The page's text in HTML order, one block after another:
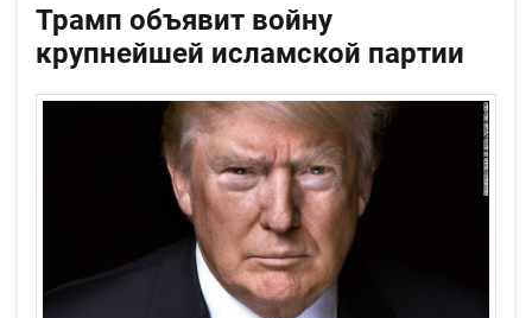
Трамп объявит войну
крупнейшей исламской партии